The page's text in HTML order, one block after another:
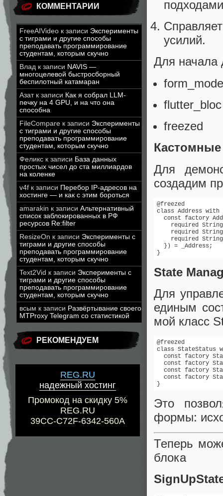
КОММЕНТАРИИ
FreeAIVideo к записи Эксперименты
с тиграми и другие способы
преподавать программирование
студентам, которым скучно
Влад к записи NAVIS —
многоцелевой быстросборный
беспилотный катамаран
Азатк записи Как я собрал LLM-
печку на 4 GPU, и на что она
способна
FileCompare к записи Эксперименты
с тиграми и другие способы
преподавать программирование
студентам, которым скучно
Феликс к записи База данных
простых чисел до ста миллиардов
на коленке
v4f к записи Перебор IP-адресов на
хостинге — и как с этим бороться
amarakin к записи Альтернативный
список заблокированных в РФ
ресурсов Re:filter
ResizeOn к записи Эксперименты с
тиграми и другие способы
преподавать программирование
студентам, которым скучно
Text2Vid к записи Эксперименты с
тиграми и другие способы
преподавать программирование
студентам, которым скучно
всым к записи Развёртывание своего
MTProxy Telegram со статистикой
РЕКОМЕНДУЕМ
REG.RU
надежный хостинг
Промокод на скидку 5%
REG.RU
39CC-C72F-6342-560A
усилий.
Для начала
flutter_bloc
freezed
Для
создадим
@freezed
class Address with
const factory
required
required
required
  }) = _Address;
}
State
Для
единым
мой класс
@freezed
class StateStatus
const factory
const factory
const factory
const factory
}
Это
формы:
Теперь
блока